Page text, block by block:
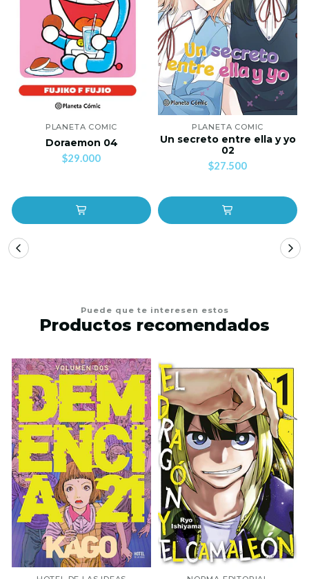
PLANETA COMIC
Doraemon 04
$29.000
PLANETA COMIC
Un secreto entre ella y yo
02
$27.500
Puede que te interesen estos
Productos recomendados